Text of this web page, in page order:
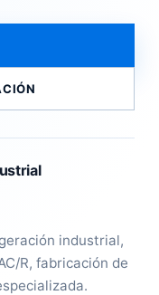
industrial,
R, fabricación de